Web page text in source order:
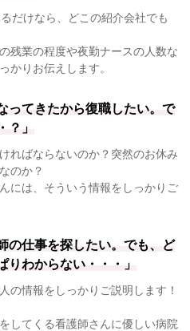
だけなら、どこの紹介会社でも
残業の程度や夜勤ナースの人数な
かりお伝えします。
ってきたから復職したい。で
？」
ればならないのか？突然のお休み
のか？
には、そういう情報をしっかりご
の仕事を探したい。でも、ど
りわからない・・・」
の情報をしっかりご説明します！
してくる看護師さんに優しい病院